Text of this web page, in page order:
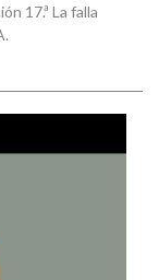
17.ª La falla